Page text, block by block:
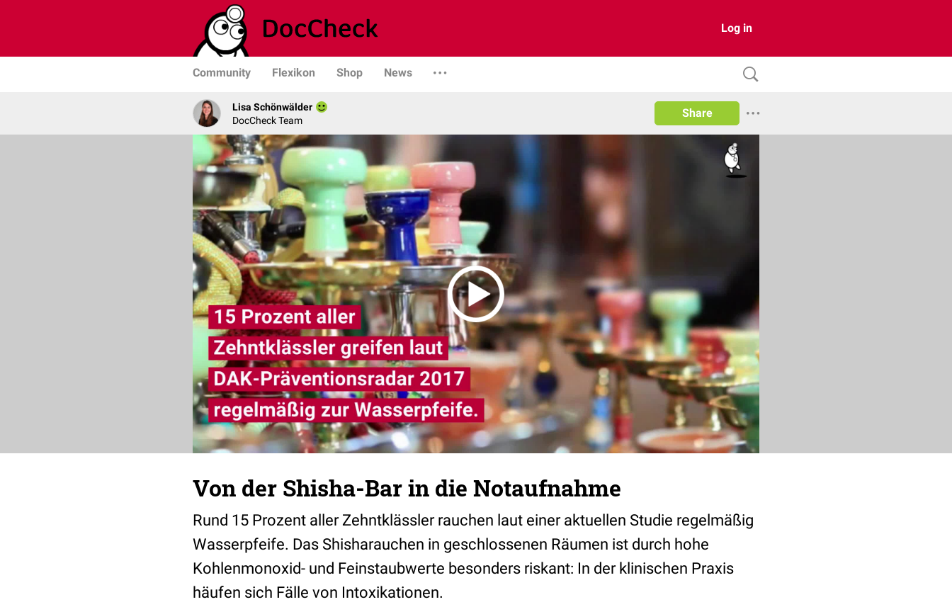
Log in
Community Flexikon Shop News
Lisa Schönwälder
DocCheck Team
Share
Von der Shisha-Bar in die Notaufnahme
Rund 15 Prozent aller Zehntklässler rauchen laut einer aktuellen Studie regelmäßig
Wasserpfeife. Das Shisharauchen in geschlossenen Räumen ist durch hohe
Kohlenmonoxid- und Feinstaubwerte besonders riskant: In der klinischen Praxis
häufen sich Fälle von Intoxikationen.